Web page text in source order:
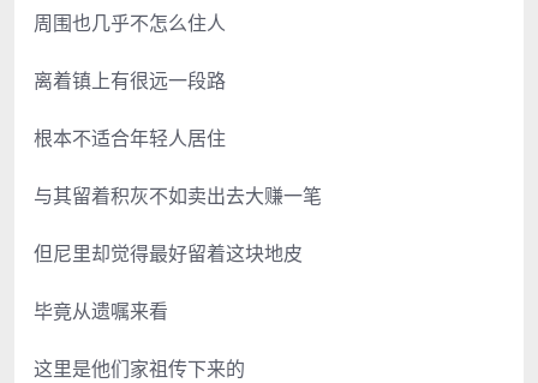
周围也几乎不怎么住人
离着镇上有很远一段路
根本不适合年轻人居住
与其留着积灰不如卖出去大赚一笔
但尼里却觉得最好留着这块地皮
毕竟从遗嘱来看
这里是他们家祖传下来的